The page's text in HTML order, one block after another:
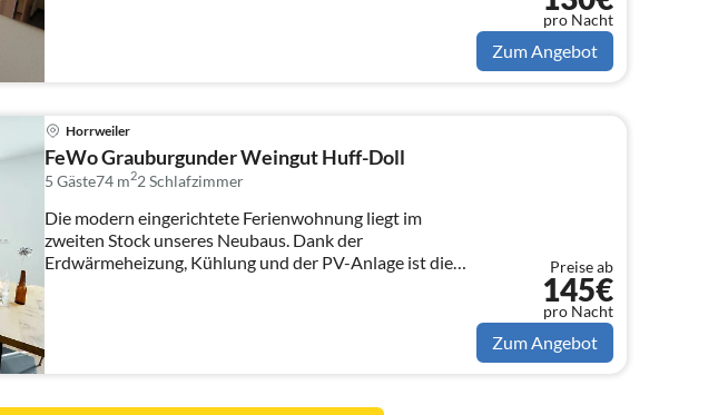
pro Nacht
Zum Angebot
Horrweiler
FeWo Grauburgunder Weingut Huff-Doll
5 Gäste74 m22Schlafzimmer
Die modern eingerichtete Ferienwohnung liegt im
zweiten Stock unseres Neubaus. Dank der
Erdwärmeheizung, Kühlung und der PV-Anlage ist die
Preise ab
145€
pro Nacht
Zum Angebot